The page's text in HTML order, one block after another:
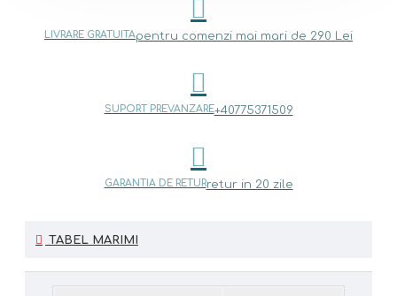
LIVRARE GRATUITApentru comenzi mai mari de 290 Lei
SUPORT PREVANZARE+40775371509
GARANTIA DE RETURretur in 20 zile
TABEL MARIMI